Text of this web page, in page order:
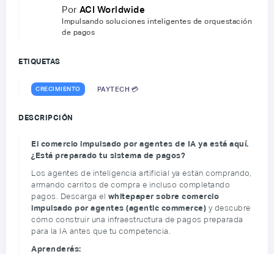
Por ACI Worldwide
Impulsando soluciones inteligentes de orquestación
de pagos
ETIQUETAS
CRECIMIENTO PAYTECH 💳
DESCRIPCIÓN
El comercio impulsado por agentes de IA ya está aquí.
¿Está preparado tu sistema de pagos?
Los agentes de inteligencia artificial ya están comprando,
armando carritos de compra e incluso completando
pagos. Descarga el whitepaper sobre comercio
impulsado por agentes (agentic commerce) y descubre
cómo construir una infraestructura de pagos preparada
para la IA antes que tu competencia.
Aprenderás: